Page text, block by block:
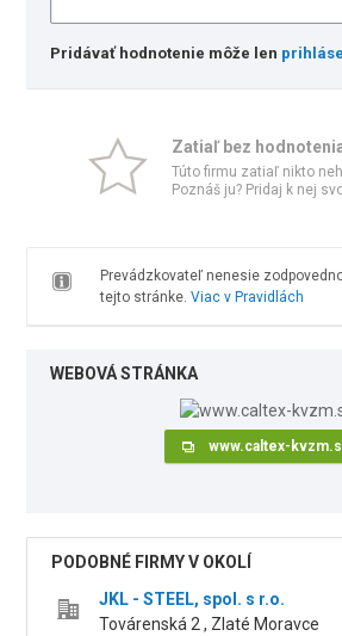
Pridávať hodnotenie môže len
Zatiaľ bez
Túto firmu zatiaľ nikto
Poznáš ju? Pridaj k nej
Prevádzkovateľ nenesie
tejto stránke. Viac v Pravidlách
WEBOVÁ STRÁNKA
www.caltex-
PODOBNÉ FIRMY V OKOLÍ
JKL - STEEL, spol. s r.o.
Továrenská 2 , Zlaté Moravce